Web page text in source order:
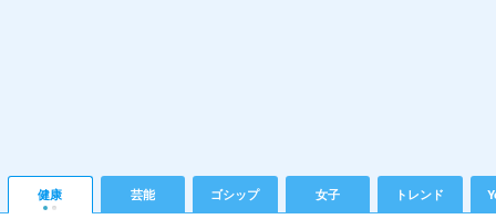
健康 芸能 ゴシップ 女子 トレンド